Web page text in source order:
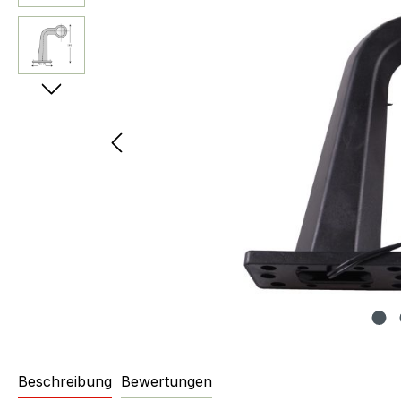
Beschreibung Bewertungen